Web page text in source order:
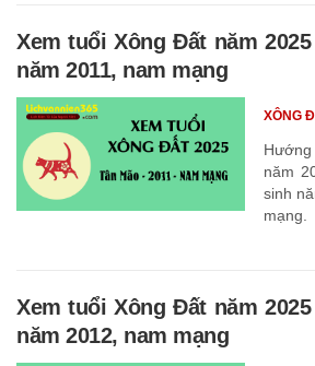
Xem tuổi Xông Đất năm
năm 2011, nam mạng
Hướng
năm
sinh
mạng.
XÔNG
Xem tuổi Xông Đất năm
năm 2012, nam mạng